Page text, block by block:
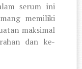
serum ini
memiliki
maksimal
dan ke-